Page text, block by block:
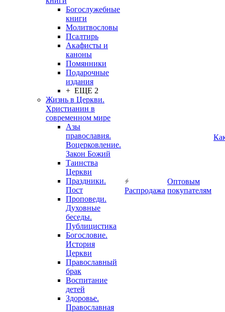
Богослужебные
книги
Молитвословы
Псалтирь
Акафисты и
каноны
Помянники
Подарочные
издания
+ ЕЩЕ 2
Жизнь в Церкви.
Христианин в
современном мире
Азы
православия.
Воцерковление.
Закон Божий
Таинства
Церкви
Праздники.
Пост
Проповеди.
Духовные
беседы.
Публицистика
Богословие.
История
Церкви
Православный
брак
Воспитание
детей
Здоровье.
Православная
Распродажа
Оптовым
покупателям